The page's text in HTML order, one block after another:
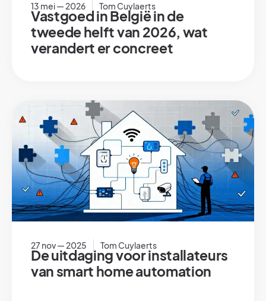
13 mei — 2026 Tom Cuylaerts
Vastgoed in België in de
tweede helft van 2026, wat
verandert er concreet
27 nov — 2025 Tom Cuylaerts
De uitdaging voor installateurs
van smart home automation